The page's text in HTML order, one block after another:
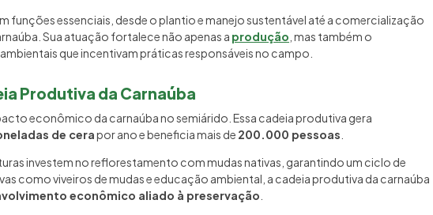
funções essenciais, desde o plantio e manejo sustentável até a comercialização
Sua atuação fortalece não apenas a produção , mas também o
que incentivam práticas responsáveis no campo.
Produtiva da Carnaúba
econômico da carnaúba no semiárido. Essa cadeia produtiva gera
de cerapor ano e beneficia mais de 200.000 pessoas
investem no reflorestamento com mudas nativas, garantindo um ciclo de
como viveiros de mudas e educação ambiental, a cadeia produtiva da carnaúba
econômico aliado à preservação